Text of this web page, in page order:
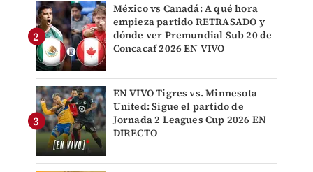
México vs Canadá: A qué hora
empieza partido RETRASADO y
dónde ver Premundial Sub 20 de
Concacaf 2026 EN VIVO
EN VIVO Tigres vs. Minnesota
United: Sigue el partido de
Jornada 2 Leagues Cup 2026 EN
DIRECTO